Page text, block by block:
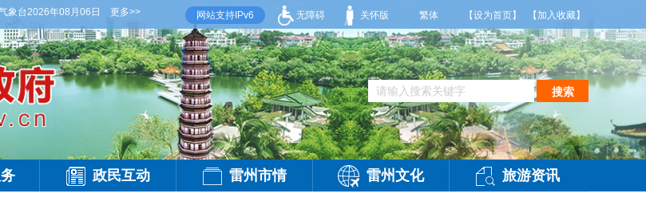
2026年08月06日傍晚发布【雷州晚间天气】今晚到明天白天，阴天间多云，有雷阵雨，局部大雨，东南风2～3级，气温25～32℃，相对湿度70～
更多>> 网站支持IPv6 无障碍 关怀版 繁体 【设为首页】 【加入收藏】
搜索
政民互动 雷州市情 雷州文化 旅游资讯